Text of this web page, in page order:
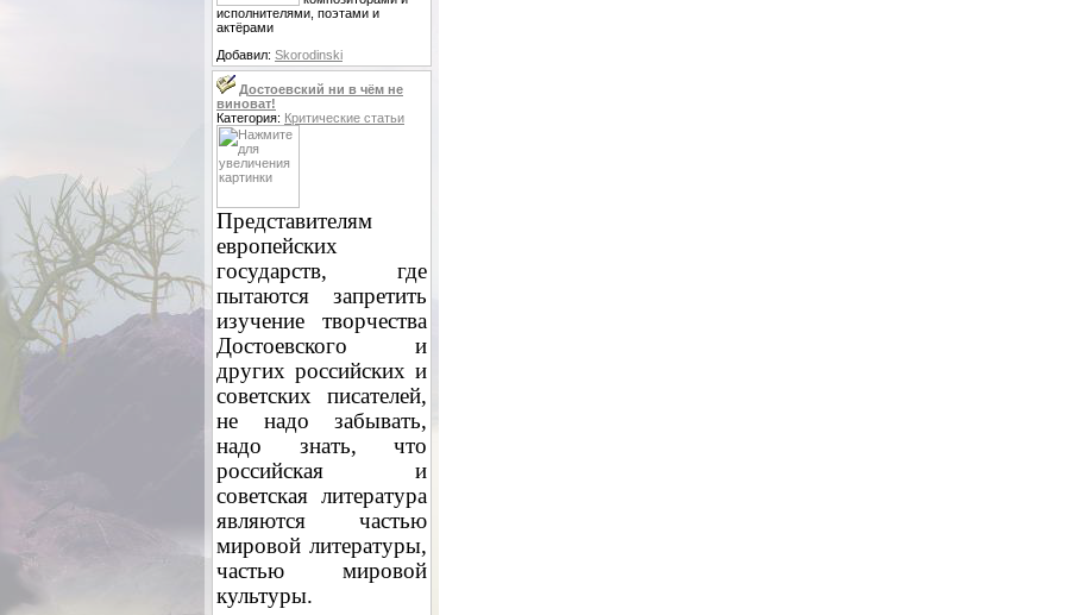
исполнителями, поэтами и
актёрами
Добавил: Skorodinski
Достоевский ни в чём не
виноват!
Категория: Критические статьи
Представителям
европейских
государств, где
пытаются запретить
изучение творчества
Достоевского и
других российских и
советских писателей,
не надо забывать,
надо знать, что
российская и
советская литература
являются частью
мировой литературы,
частью мировой
культуры.